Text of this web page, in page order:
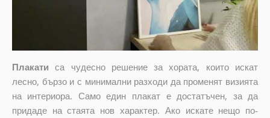
Плакати са чудесно решение за хората, които искат
лесно, бързо и с минимални разходи да променят визията
на интериора. Само един плакат е достатъчен, за да
придаде на стаята нов характер. Ако искате нещо по-